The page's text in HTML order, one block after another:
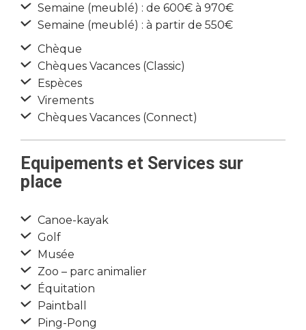
Semaine (meublé) : de 600€ à 970€
Semaine (meublé) : à partir de 550€
Chèque
Chèques Vacances (Classic)
Espèces
Virements
Chèques Vacances (Connect)
Equipements et Services sur
place
Canoe-kayak
Golf
Musée
Zoo – parc animalier
Équitation
Paintball
Ping-Pong